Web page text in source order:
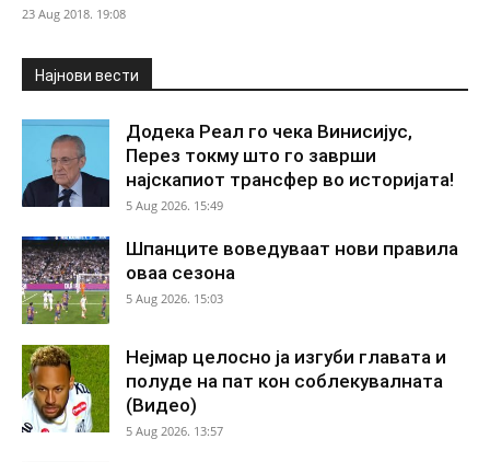
23 Aug 2018. 19:08
Најнови вести
Додека Реал го чека Винисијус,
Перез токму што го заврши
најскапиот трансфер во историјата!
5 Aug 2026. 15:49
Шпанците воведуваат нови правила
оваа сезона
5 Aug 2026. 15:03
Нејмар целосно ја изгуби главата и
полуде на пат кон соблекувалната
(Видео)
5 Aug 2026. 13:57